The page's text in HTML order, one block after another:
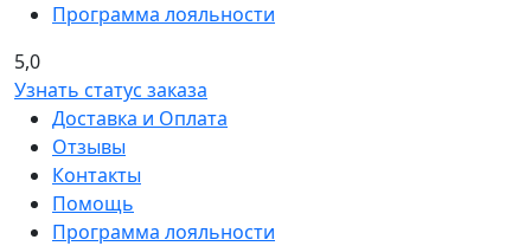
Программа лояльности
5,0
Узнать статус заказа
Доставка и Оплата
Отзывы
Контакты
Помощь
Программа лояльности